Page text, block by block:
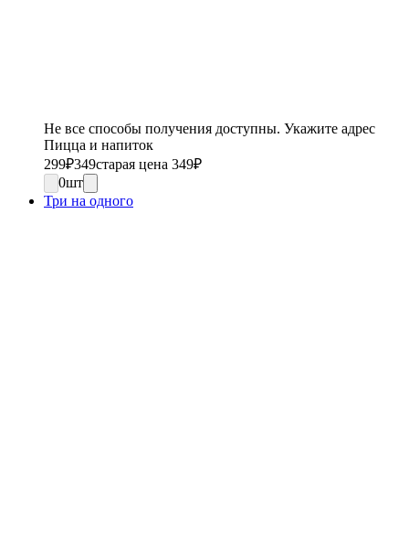
Не все способы получения доступны. Укажите адрес
Пицца и напиток
299₽349старая цена 349₽
0шт
Три на одного